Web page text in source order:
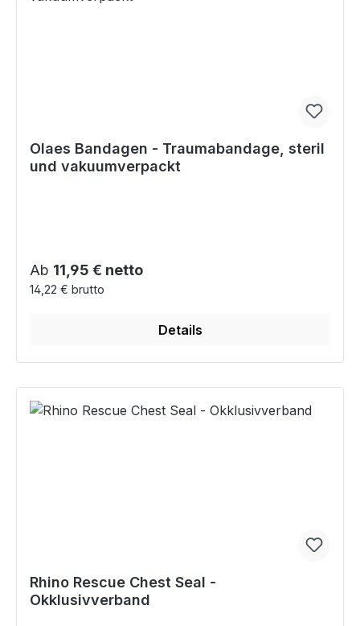
Olaes Bandagen - Traumabandage, steril
und vakuumverpackt
Regulärer Preis:
Ab 11,95 € netto
14,22 € brutto
Details
Rhino Rescue Chest Seal -
Okklusivverband